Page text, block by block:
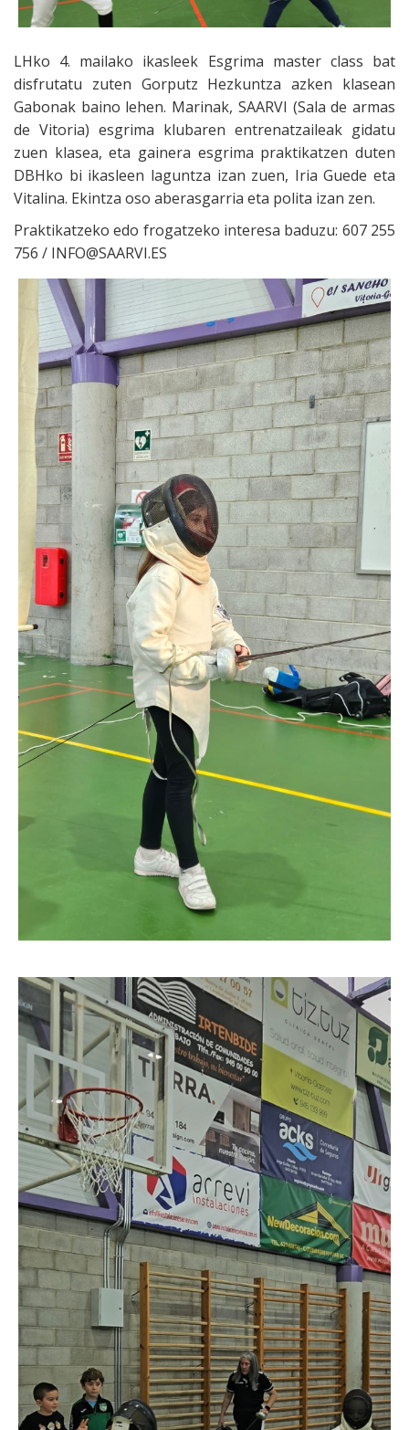
LHko 4. mailako ikasleek Esgrima master class bat
disfrutatu zuten Gorputz Hezkuntza azken klasean
Gabonak baino lehen. Marinak, SAARVI (Sala de armas
de Vitoria) esgrima klubaren entrenatzaileak gidatu
zuen klasea, eta gainera esgrima praktikatzen duten
DBHko bi ikasleen laguntza izan zuen, Iria Guede eta
Vitalina. Ekintza oso aberasgarria eta polita izan zen.
Praktikatzeko edo frogatzeko interesa baduzu: 607 255
756 / INFO@SAARVI.ES